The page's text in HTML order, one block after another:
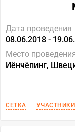
Дата проведения
08.06.2018 -
Место
Йёнчёпинг,
СЕТКА УЧАСТНИКИ